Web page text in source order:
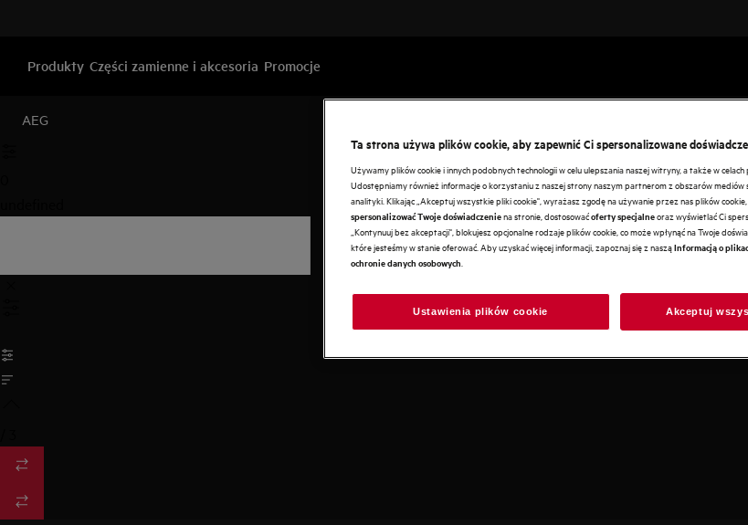
Produkty Części zamienne i akcesoria Promocje
AEG
Ta strona używa plików cookie, aby zapewnić Ci spersonalizowane
Używamy plików cookie i innych podobnych technologii w celu ulepszania naszej witryny, a także w
Udostępniamy również informacje o korzystaniu z naszej strony naszym partnerom z obszarów mediów
analityki. Klikając „Akceptuj wszystkie pliki cookie", wyrażasz zgodę na używanie przez nas plików
spersonalizować Twoje doświadczeniena stronie, dostosowaćoferty specjalneoraz wyświetlać Ci
„Kontynuuj bez akceptacji", blokujesz opcjonalne rodzaje plików cookie, co może wpłynąć na Twoje
które jesteśmy w stanie oferować. Aby uzyskać więcej informacji, zapoznaj się z nasząInformacją o
ochronie danych osobowych
Ustawienia plików cookie Akceptuj